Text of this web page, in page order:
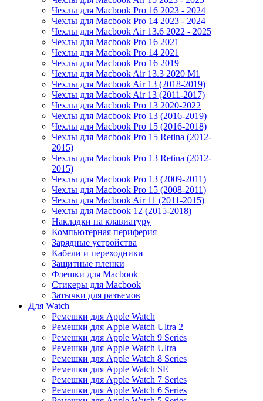
Чехлы для Macbook Pro 16 2023 - 2024
Чехлы для Macbook Pro 14 2023 - 2024
Чехлы для Macbook Air 13.6 2022 - 2025
Чехлы для Macbook Pro 16 2021
Чехлы для Macbook Pro 14 2021
Чехлы для Macbook Pro 16 2019
Чехлы для Macbook Air 13.3 2020 M1
Чехлы для Macbook Air 13 (2018-2019)
Чехлы для Macbook Air 13 (2011-2017)
Чехлы для Macbook Pro 13 2020-2022
Чехлы для Macbook Pro 13 (2016-2019)
Чехлы для Macbook Pro 15 (2016-2018)
Чехлы для Macbook Pro 15 Retina (2012-
2015)
Чехлы для Macbook Pro 13 Retina (2012-
2015)
Чехлы для Macbook Pro 13 (2009-2011)
Чехлы для Macbook Pro 15 (2008-2011)
Чехлы для Macbook Air 11 (2011-2015)
Чехлы для Macbook 12 (2015-2018)
Накладки на клавиатуру
Компьютерная периферия
Зарядные устройства
Кабели и переходники
Защитные пленки
Флешки для Macbook
Стикеры для Macbook
Затычки для разъемов
Для Watch
Ремешки для Apple Watch
Ремешки для Apple Watch Ultra 2
Ремешки для Apple Watch 9 Series
Ремешки для Apple Watch Ultra
Ремешки для Apple Watch 8 Series
Ремешки для Apple Watch SE
Ремешки для Apple Watch 7 Series
Ремешки для Apple Watch 6 Series